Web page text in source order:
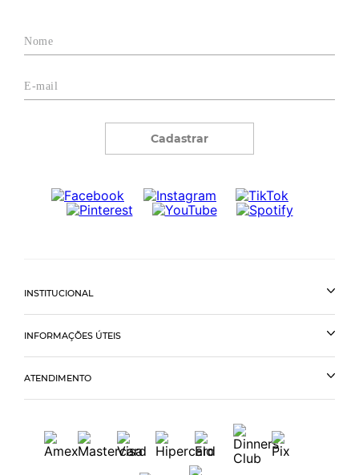
Cadastrar
INSTITUCIONAL
INFORMAÇÕES ÚTEIS
ATENDIMENTO